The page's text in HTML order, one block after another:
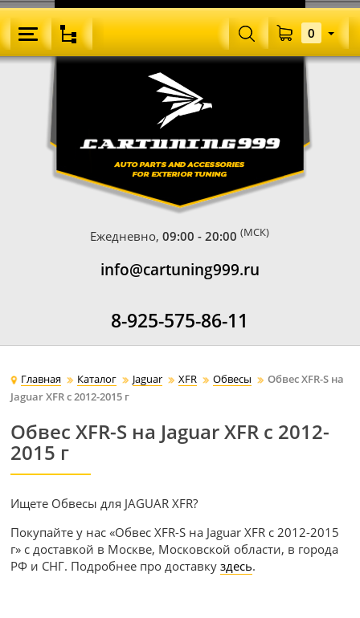
Ежедневно,09:00 - 20:00 (МСК)
info@cartuning999.ru
8-925-575-86-11
0
Главная Каталог Jaguar XFR Обвесы
Обвес XFR-S на
Jaguar XFR с 2012-2015 г
Обвес XFR-S на Jaguar XFR с 2012-
2015 г
Ищете Обвесы для JAGUAR XFR?
Покупайте у нас «Обвес XFR-S на Jaguar XFR с 2012-2015
г» с доставкой в Москве, Московской области, в города
РФ и СНГ. Подробнее про доставкуздесь.